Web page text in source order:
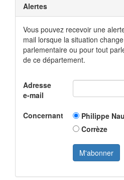
Alertes
Vous pouvez recevoir une
mail lorsque la situation
parlementaire ou pour tout
de ce département.
Adresse
e-mail
Concernant
Philippe
Corrèze